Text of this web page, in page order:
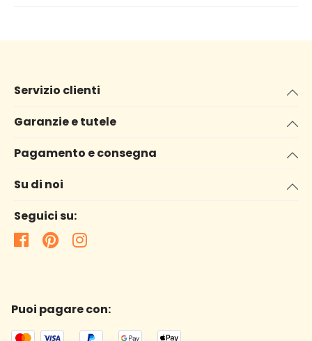
Servizio clienti
Garanzie e tutele
Pagamento e consegna
Su di noi
Seguici su:
Puoi pagare con: